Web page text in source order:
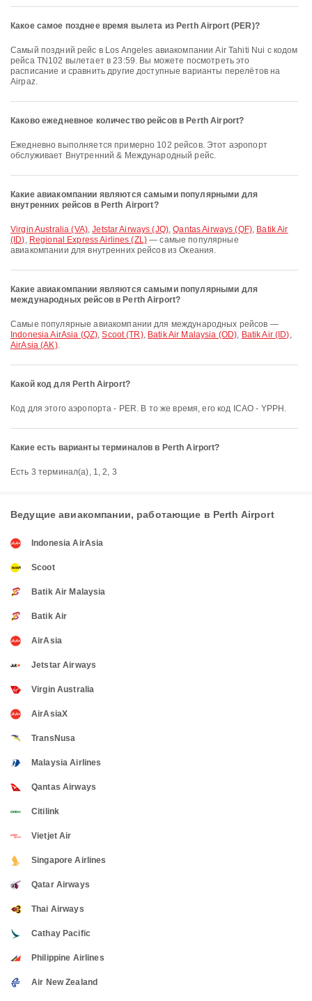
Какое самое позднее время вылета из Perth Airport (PER)?
Самый поздний рейс в Los Angeles авиакомпании Air Tahiti Nui с кодом
рейса TN102 вылетает в 23:59. Вы можете посмотреть это
расписание и сравнить другие доступные варианты перелётов на
Airpaz.
Каково ежедневное количество рейсов в Perth Airport?
Ежедневно выполняется примерно 102 рейсов. Этот аэропорт
обслуживает Внутренний & Международный рейс.
Какие авиакомпании являются самыми популярными для
внутренних рейсов в Perth Airport?
Virgin Australia (VA),Jetstar Airways (JQ),Qantas Airways (QF), Batik Air
(ID), Regional Express Airlines (ZL) — самые популярные
авиакомпании для внутренних рейсов из Океания.
Какие авиакомпании являются самыми популярными для
международных рейсов в Perth Airport?
Самые популярные авиакомпании для международных рейсов —
Indonesia AirAsia (QZ),Scoot (TR), Batik Air Malaysia (OD), Batik Air (ID),
AirAsia (AK).
Какой код для Perth Airport?
Код для этого аэропорта - PER. В то же время, его код ICAO - YPPH.
Какие есть варианты терминалов в Perth Airport?
Есть 3 терминал(а), 1, 2, 3
Ведущие авиакомпании, работающие в Perth Airport
Indonesia AirAsia
Scoot
Batik Air Malaysia
Batik Air
AirAsia
Jetstar Airways
Virgin Australia
AirAsiaX
TransNusa
Malaysia Airlines
Qantas Airways
Citilink
Vietjet Air
Singapore Airlines
Qatar Airways
Thai Airways
Cathay Pacific
Philippine Airlines
Air New Zealand